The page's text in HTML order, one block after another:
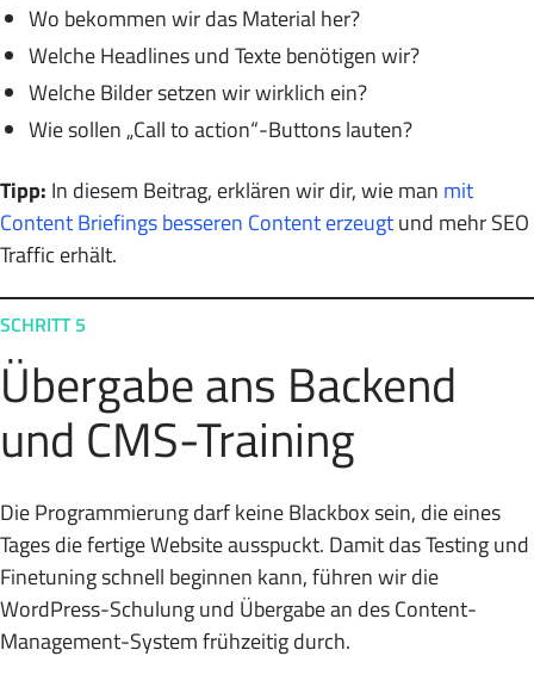
Wo bekommen wir das Material her?
Welche Headlines und Texte benötigen wir?
Welche Bilder setzen wir wirklich ein?
Wie sollen „Call to action“-Buttons lauten?
Tipp: In diesem Beitrag, erklären wir dir, wie man mit
Content Briefings besseren Content erzeugtund mehr SEO
Traffic erhält.
SCHRITT 5
Übergabe ans Backend
und CMS-Training
Die Programmierung darf keine Blackbox sein, die eines
Tages die fertige Website ausspuckt. Damit das Testing und
Finetuning schnell beginnen kann, führen wir die
WordPress-Schulung und Übergabe an des Content-
Management-System frühzeitig durch.